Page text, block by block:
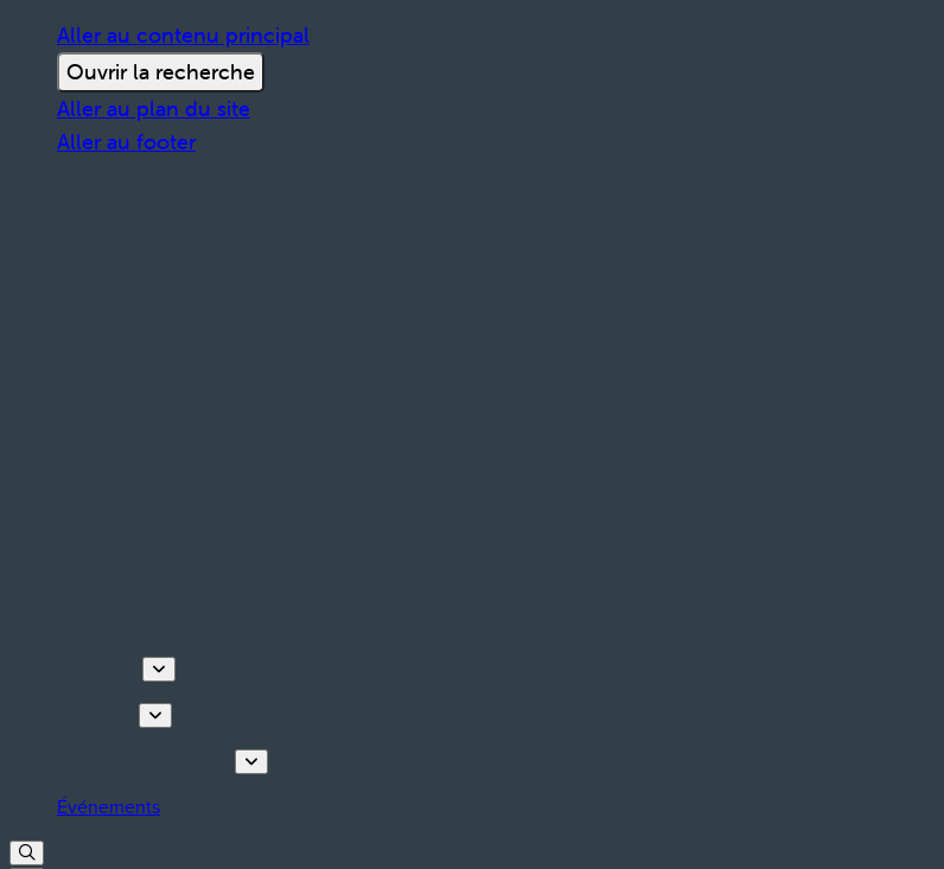
Aller au contenu principal
Ouvrir la recherche
Aller au plan du site
Aller au footer
Événements